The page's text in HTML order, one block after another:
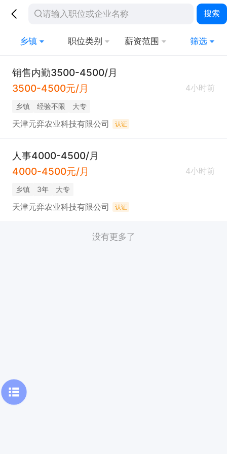
搜索
乡镇 职位类别 薪资范围 筛选
销售内勤3500-4500/月
3500-4500元/月
4小时前
乡镇 经验不限 大专
天津元弈农业科技有限公司 认证
人事4000-4500/月
4000-4500元/月
4小时前
乡镇 3年 大专
天津元弈农业科技有限公司 认证
没有更多了